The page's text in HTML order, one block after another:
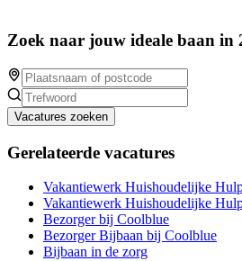
Zoek naar jouw ideale baan in
Vacatures zoeken
Gerelateerde vacatures
Vakantiewerk Huishoudelijke
Vakantiewerk Huishoudelijke
Bezorger bij Coolblue
Bezorger Bijbaan bij Coolblue
Bijbaan in de zorg